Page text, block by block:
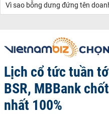
Vì sao bỗng dưng đứng tên
Lịch cổ tức tuần
BSR, MBBank
nhất 100%